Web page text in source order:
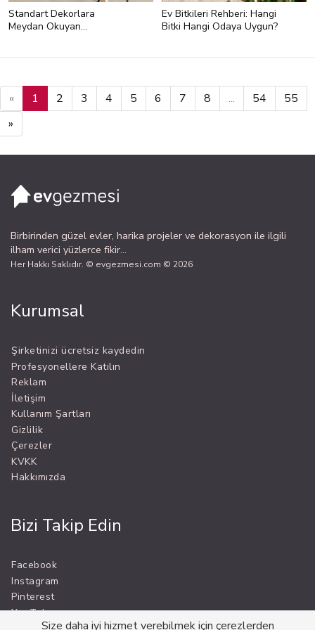
Standart Dekorlara
Meydan Okuyan
Ev Bitkileri Rehberi: Hangi
Bitki Hangi Odaya Uygun?
temizleyebilen özelliği olması ve
oksijen seviyesine katkı sunması
</li> <li style="text-
« 1 2 3 4 5 6 7 8 ... 54
55
»
Birbirinden güzel evler, harika projeler ve dekorasyon ile ilgili
ilham verici yüzlerce fikir...
Her Hakkı Saklıdır. © evgezmesi.com © 2026
Kurumsal
Şirketinizi ücretsiz kaydedin
Profesyonellere Katılın
Reklam
İletişim
Kullanım Şartları
Gizlilik
Çerezler
KVKK
Hakkımızda
Bizi Takip Edin
Facebook
Instagram
Pinterest
YouTube
Size daha iyi hizmet verebilmek için çerezlerden